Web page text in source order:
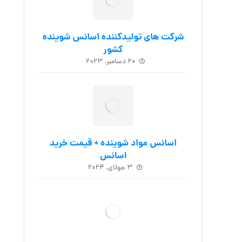
شرکت های تولیدکننده اسانس شوینده
کشور
۲۰ دسامبر, ۲۰۲۳
اسانس مواد شوینده + قیمت خرید
اسانس
۳ جولای, ۲۰۲۴